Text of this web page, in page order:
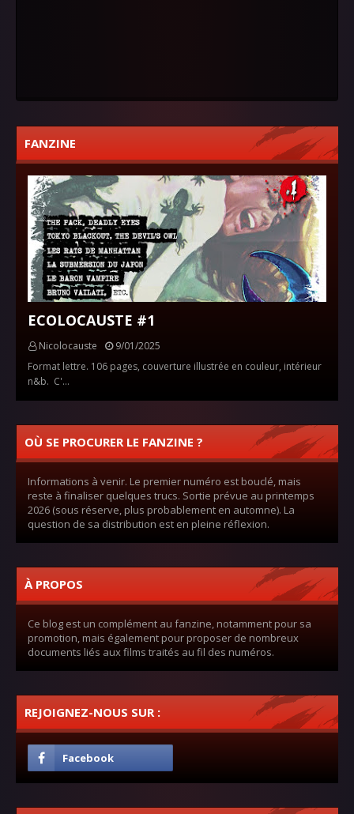
FANZINE
ECOLOCAUSTE #1
Nicolocauste
9/01/2025
Format lettre. 106 pages, couverture illustrée en couleur, intérieur
n&b. C'…
OÙ SE PROCURER LE FANZINE ?
Informations à venir. Le premier numéro est bouclé, mais
reste à finaliser quelques trucs. Sortie prévue au printemps
2026 (sous réserve, plus probablement en automne). La
question de sa distribution est en pleine réflexion.
À PROPOS
Ce blog est un complément au fanzine, notamment pour sa
promotion, mais également pour proposer de nombreux
documents liés aux films traités au fil des numéros.
REJOIGNEZ-NOUS SUR :